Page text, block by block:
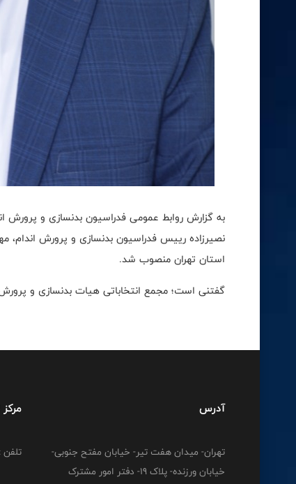
به گزارش روابط عمومى فدراسيون بدنسازى و پرورش
نصيرزاده رييس فدراسيون بدنسازى و پرورش
استان تهران منصوب شد.
گفتنى است؛ مجمع انتخاباتى هيات بدنسازى و پرورش اندام استان تهران
آدرس
تهران- میدان هفت تیر- خیابان مفتح جنوبی-
خیابان ورزنده- پلاک 19- دفتر امور مشترک
تلفن :